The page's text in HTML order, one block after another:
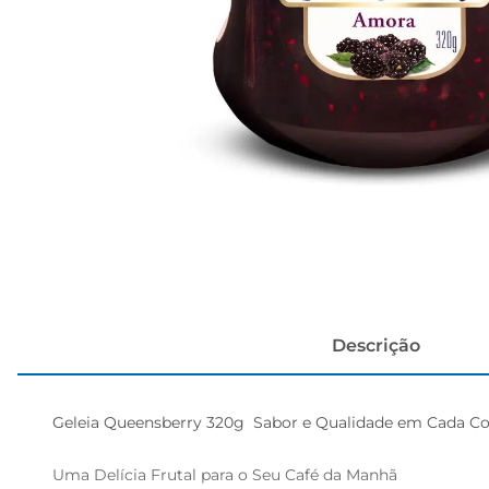
Descrição
Geleia Queensberry 320g  Sabor e Qualidade em Cada
Uma Delícia Frutal para o Seu Café da Manhã
cerveja